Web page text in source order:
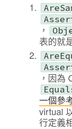
，
表的就
，因為
一個參
virtual
行定義